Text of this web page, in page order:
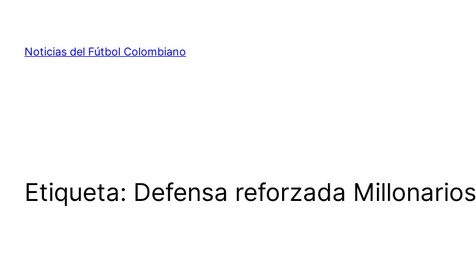
contenido
Noticias del Fútbol Colombiano
Etiqueta: Defensa reforzada Millonarios